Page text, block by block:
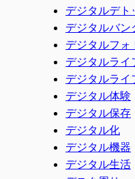
デジタルデト
デジタルバン
デジタルフォ
デジタルライ
デジタルライ
デジタル体験
デジタル保存
デジタル化
デジタル機器
デジタル生活